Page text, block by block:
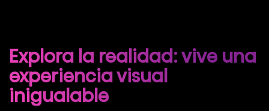
Explora la realidad: vive una
experiencia visual
inigualable